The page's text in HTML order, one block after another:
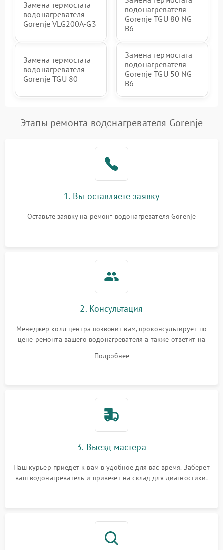
Замена термостата
водонагревателя
Gorenje VLG200A-G3
водонагревателя
Gorenje TGU 80 NG
B6
Замена термостата
водонагревателя
Gorenje TGU 80
Замена термостата
водонагревателя
Gorenje TGU 50 NG
B6
Этапы ремонта водонагревателя Gorenje
1. Вы оставляете заявку
Оставьте заявку на ремонт водонагревателя Gorenje
2. Консультация
Менеджер колл центра позвонит вам, проконсультирует по
цене ремонта вашего водонагревателя а также ответит на
Подробнее
3. Выезд мастера
Наш курьер приедет к вам в удобное для вас время. Заберет
ваш водонагреватель и привезет на склад для диагностики.